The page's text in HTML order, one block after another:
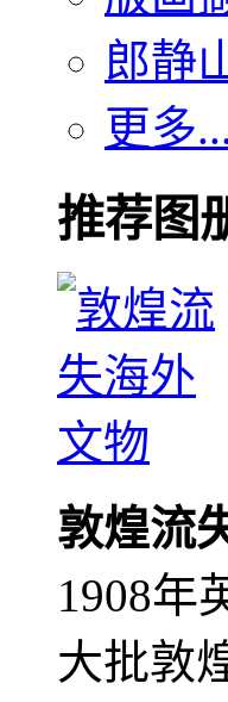
郎静
更多
推荐图
敦煌流
1908年
大批敦